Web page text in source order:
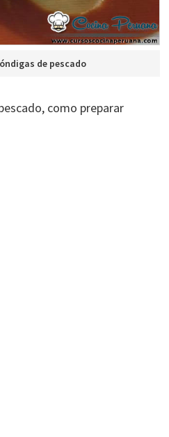
de pescado
como preparar